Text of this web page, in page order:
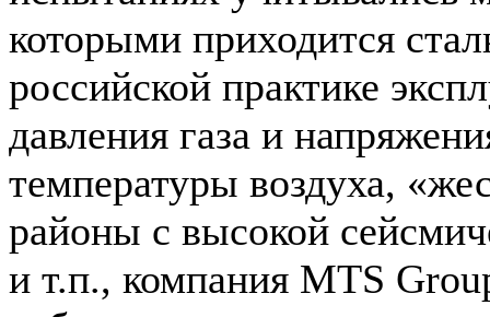
которыми приходится
российской практике
давления газа и
температуры воздуха,
районы с высокой
и т.п., компания MTS